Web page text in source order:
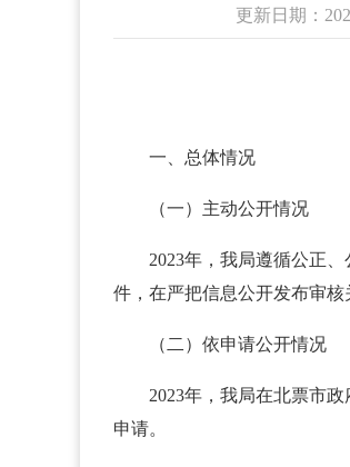
更新日期：
一、总体情况
（一）主动公开情况
2023年，我局遵循公正
件，在严把信息公开发布审核
（二）依申请公开情况
2023年，我局在北票市
申请。